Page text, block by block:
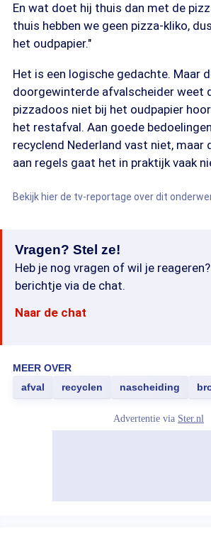
En wat doet hij thuis dan met de
thuis hebben we geen pizza-kliko,
het oudpapier."
Het is een logische gedachte. Maar
doorgewinterde afvalscheider weet
pizzadoos niet bij het oudpapier
het restafval. Aan goede
recyclend Nederland vast niet, maar
aan regels gaat het in praktijk vaak
Bekijk hier de tv-reportage over dit
Vragen? Stel ze!
Heb je nog vragen of wil je
berichtje via de chat.
Naar de chat
MEER OVER
afval
recyclen nascheiding
Advertentie via Ster.nl